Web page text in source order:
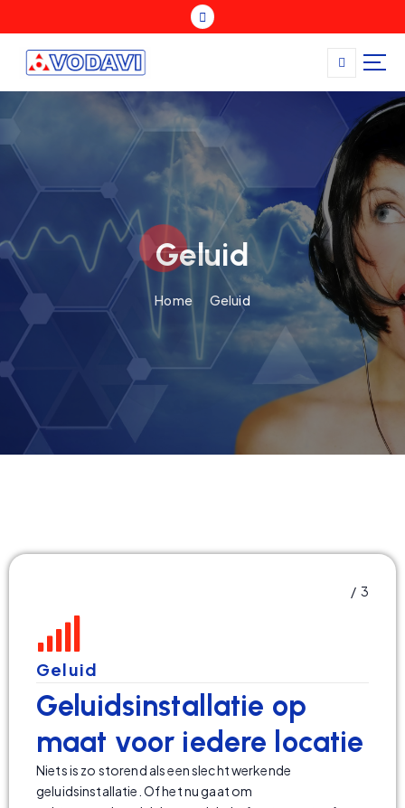
Geluid
Home Geluid
/ 3
Geluid
Geluidsinstallatie op
maat voor iedere locatie
Niets is zo storend als een slecht werkende
geluidsinstallatie. Of het nu gaat om